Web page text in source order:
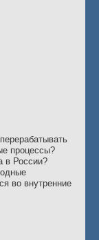
процессы?
в России?
во внутренние